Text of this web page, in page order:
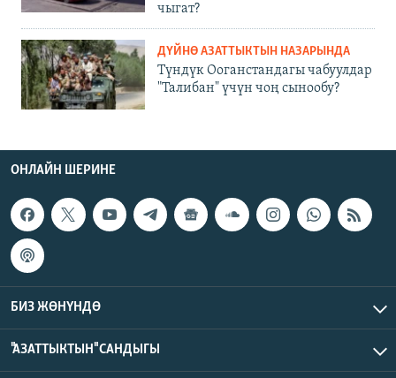
чыгат?
ДҮЙНӨ АЗАТТЫКТЫН НАЗАРЫНДА
Түндүк Ооганстандагы чабуулдар
"Талибан" үчүн чоң сынообу?
ОНЛАЙН ШЕРИНЕ
БИЗ ЖӨНҮНДӨ
"АЗАТТЫКТЫН" САНДЫГЫ